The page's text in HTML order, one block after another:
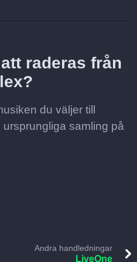
raderas från
du väljer till
samling på
Andra handledningar
LiveOne